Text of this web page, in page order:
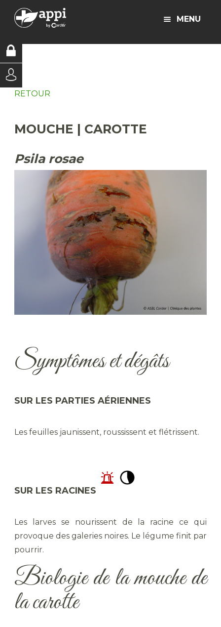
MENU
RETOUR
MOUCHE | CAROTTE
Psila rosae
Symptômes et dégâts
SUR LES PARTIES AÉRIENNES
Les feuilles jaunissent, roussissent et flétrissent.
SUR LES RACINES
Les larves se nourissent de la racine ce qui
provoque des galeries noires. Le légume finit par
pourrir.
Biologie de la mouche de
la carotte